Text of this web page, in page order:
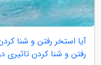
آیا استخر رفتن و شنا
رفتن و شنا کردن تاثیری